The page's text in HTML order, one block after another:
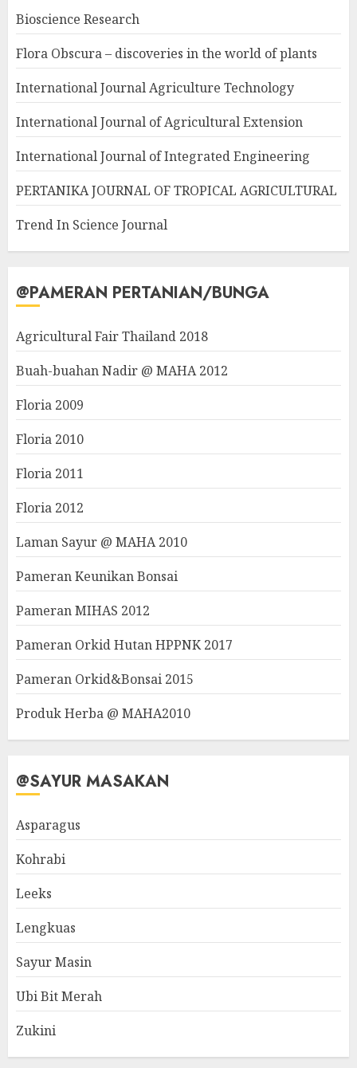
Bioscience Research
Flora Obscura – discoveries in the world of plants
International Journal Agriculture Technology
International Journal of Agricultural Extension
International Journal of Integrated Engineering
PERTANIKA JOURNAL OF TROPICAL AGRICULTURAL
Trend In Science Journal
@PAMERAN PERTANIAN/BUNGA
Agricultural Fair Thailand 2018
Buah-buahan Nadir @ MAHA 2012
Floria 2009
Floria 2010
Floria 2011
Floria 2012
Laman Sayur @ MAHA 2010
Pameran Keunikan Bonsai
Pameran MIHAS 2012
Pameran Orkid Hutan HPPNK 2017
Pameran Orkid&Bonsai 2015
Produk Herba @ MAHA2010
@SAYUR MASAKAN
Asparagus
Kohrabi
Leeks
Lengkuas
Sayur Masin
Ubi Bit Merah
Zukini